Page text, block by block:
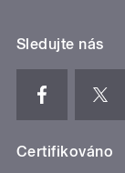
Sledujte nás
Certifikováno